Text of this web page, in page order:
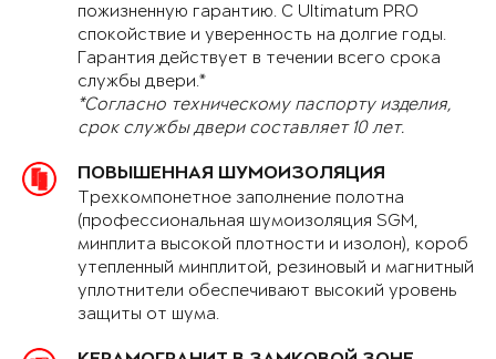
пожизненную гарантию. С Ultimatum PRO
спокойствие и уверенность на долгие годы.
Гарантия действует в течении всего срока
службы двери.*
*Согласно техническому паспорту изделия,
срок службы двери составляет 10 лет.
ПОВЫШЕННАЯ ШУМОИЗОЛЯЦИЯ
Трехкомпонетное заполнение полотна
(профессиональная шумоизоляция SGM,
минплита высокой плотности и изолон), короб
утепленный минплитой, резиновый и магнитный
уплотнители обеспечивают высокий уровень
защиты от шума.